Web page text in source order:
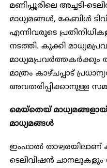
മണിപ്പൂരിലെ അച്ചടി-
മാധ്യമങ്ങൾ, കേബിൾ
എന്നിവരുടെ
നടത്തി. കുക്കി
മാധ്യമപ്രവർത്തകർക്കും
മാത്രം കാഴ്ചപ്പാട്
അവതരിപ്പിക്കാനുള്ള
മെയ്തെയ്
മാധ്യമങ്ങൾ
ഇംഫാൽ
ടെലിവിഷൻ ചാനലുകളും